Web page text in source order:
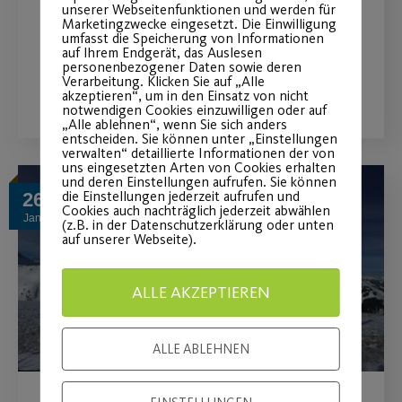
profitieren!
WEITERLESEN
26
Jan.
unserer Webseitenfunktionen und werden für
Marketingzwecke eingesetzt. Die Einwilligung
umfasst die Speicherung von Informationen
auf Ihrem Endgerät, das Auslesen
personenbezogener Daten sowie deren
Verarbeitung. Klicken Sie auf „Alle
akzeptieren“, um in den Einsatz von nicht
notwendigen Cookies einzuwilligen oder auf
„Alle ablehnen“, wenn Sie sich anders
entscheiden. Sie können unter „Einstellungen
verwalten“ detaillierte Informationen der von
uns eingesetzten Arten von Cookies erhalten
und deren Einstellungen aufrufen. Sie können
die Einstellungen jederzeit aufrufen und
Cookies auch nachträglich jederzeit abwählen
(z.B. in der Datenschutzerklärung oder unten
auf unserer Webseite).
ALLE AKZEPTIEREN
ALLE ABLEHNEN